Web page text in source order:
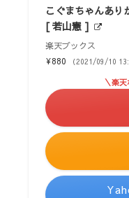
こぐまちゃんあり
[ 若山憲 ]
楽天ブックス
¥880
（2021/09/10
＼楽